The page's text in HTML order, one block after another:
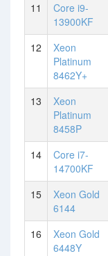
11
Core i9-
13900KF
12
Xeon
Platinum
8462Y+
13
Xeon
Platinum
8458P
14
Core i7-
14700KF
15
Xeon Gold
6144
16
Xeon Gold
6448Y